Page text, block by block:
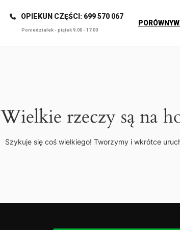
OPIEKUN CZĘŚCI: 699 570 067
Poniedziałek - piątek 9.00 - 17.00
Wielkie rzeczy są na
Szykuje się coś wielkiego! Tworzymy i wkrótce